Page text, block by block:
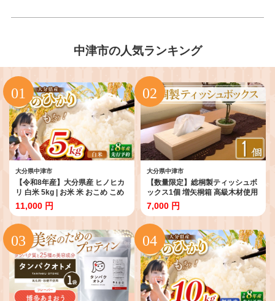
中津市の人気ランキング
大分県中津市
【令和8年産】大分県産 ヒノヒカ
リ 白米 5kg | お米 米 おこめ こめ
精米 ひのひかり 単一米 ご飯 九州
産 国産 国産米 大分県米 九州米 大
分県 中津市
11,000 円
大分県中津市
【数量限定】総桐製ティッシュボ
ックス1個 増矢桐箱 高級木材使用
手作り | 桐 桐製 木製 ティッシュ
ボックス ティッシュケース ティ
ッシュ箱 和風 インテリア 日用品
雑貨 大分県 中津市
7,000 円